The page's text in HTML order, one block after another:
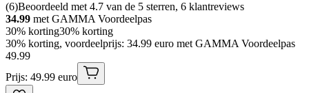
(6)Beoordeeld met 4.7 van de 5 sterren, 6 klantreviews
34.99 met GAMMA Voordeelpas
30% korting30% korting
30% korting, voordeelprijs: 34.99 euro met GAMMA Voordeelpas
49.99
Prijs: 49.99 euro